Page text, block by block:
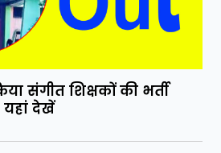
संगीत शिक्षकों की भर्ती
यहां देखें